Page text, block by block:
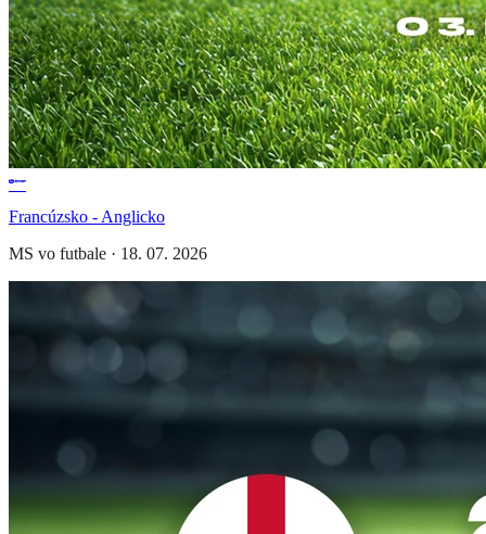
Francúzsko - Anglicko
MS vo futbale · 18. 07. 2026